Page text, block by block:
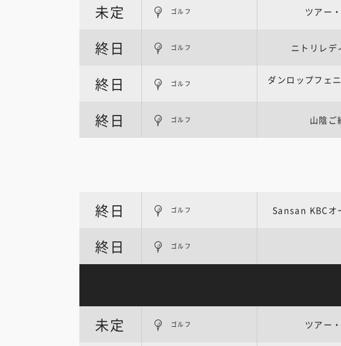
未定 ゴルフ ツアー
終日 ゴルフ ニトリレデ
終日 ゴルフ ダンロップフェ
終日 ゴルフ 山陰ご
終日 ゴルフ Sansan KBCオ
終日 ゴルフ
未定 ゴルフ ツアー